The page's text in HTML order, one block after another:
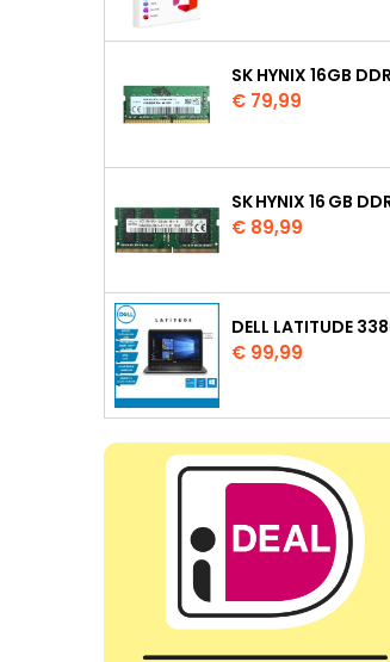
Prijs
€ 79,99
Prijs
€ 89,99
Prijs
€ 99,99